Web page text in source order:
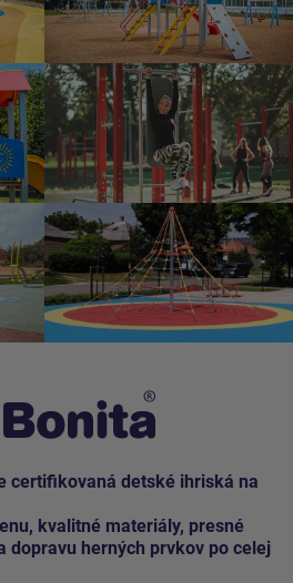
certifikovaná detské ihriská na
kvalitné materiály, presné
dopravu herných prvkov po celej